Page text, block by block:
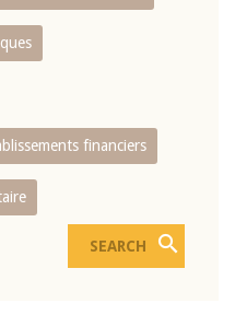
financiers